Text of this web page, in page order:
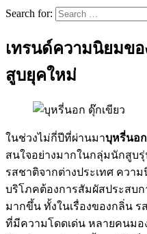
Search for:
เทรนด์ความนิยมข
สูบยุคใหม่
ในช่วงไม่กี่ปีที่ผ่านมาบุหรี่นอก
สนใจอย่างมากในกลุ่มนักสูบ
รสชาติจากต่างประเทศ ควา
บริโภคต้องการสัมผัสประสบ
มากขึ้น ทั้งในเรื่องของกลิ่น
ที่มีความโดดเด่น หลายคนมอ